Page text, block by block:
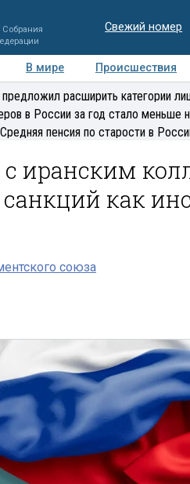
Собрания
Свежий номер
В мире Происшествия
Медиацентр
расширить категории
в России за год стало меньше
пенсия по старости в
иранским
как
союза